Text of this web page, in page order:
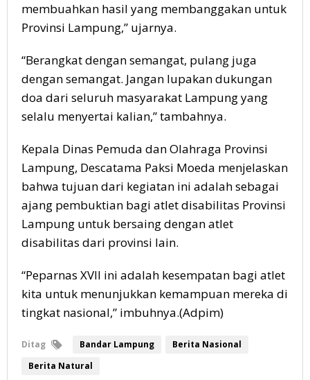
membuahkan hasil yang membanggakan untuk
Provinsi Lampung,” ujarnya.
“Berangkat dengan semangat, pulang juga
dengan semangat. Jangan lupakan dukungan
doa dari seluruh masyarakat Lampung yang
selalu menyertai kalian,” tambahnya.
Kepala Dinas Pemuda dan Olahraga Provinsi
Lampung, Descatama Paksi Moeda menjelaskan
bahwa tujuan dari kegiatan ini adalah sebagai
ajang pembuktian bagi atlet disabilitas Provinsi
Lampung untuk bersaing dengan atlet
disabilitas dari provinsi lain.
“Peparnas XVII ini adalah kesempatan bagi atlet
kita untuk menunjukkan kemampuan mereka di
tingkat nasional,” imbuhnya.(Adpim)
Ditag Bandar Lampung
Berita Nasional
Berita Natural